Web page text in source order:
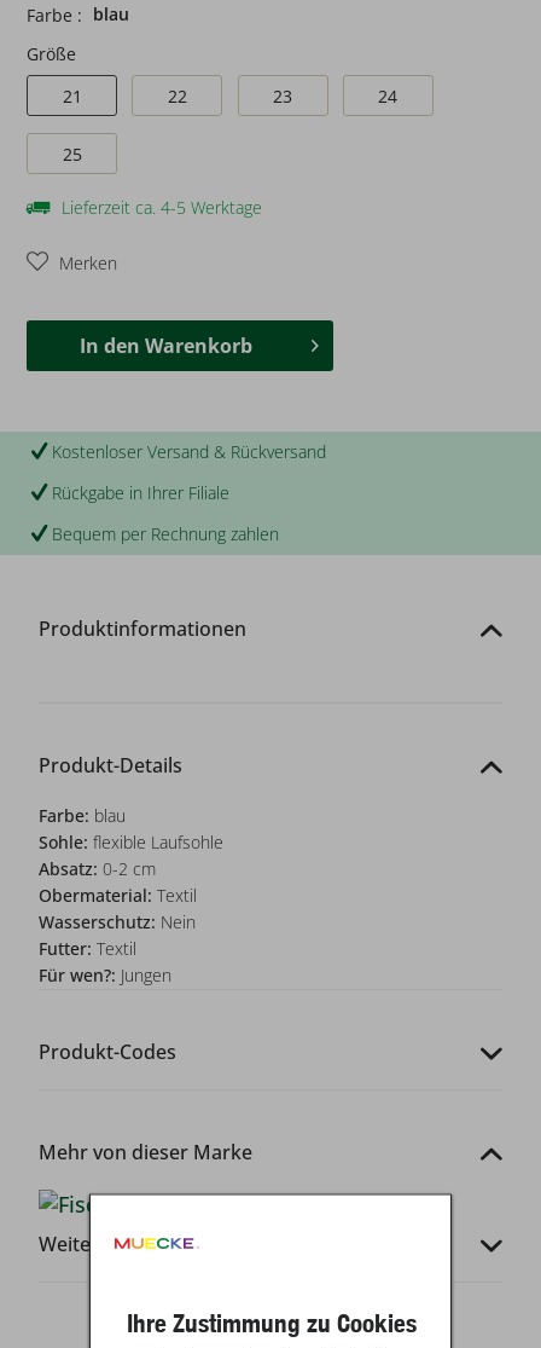
Farbe : blau
Größe
21
22 23 24
25
Lieferzeit ca. 4-5 Werktage
Merken
In den Warenkorb
Kostenloser Versand & Rückversand
Rückgabe in Ihrer Filiale
Bequem per Rechnung zahlen
Produktinformationen
Produkt-Details
Farbe: blau
Sohle: flexible Laufsohle
Absatz: 0-2 cm
Obermaterial: Textil
Wasserschutz: Nein
Futter: Textil
Für wen?: Jungen
Produkt-Codes
Mehr von dieser Marke
Weitere Infos
Ihre Zustimmung zu Cookies